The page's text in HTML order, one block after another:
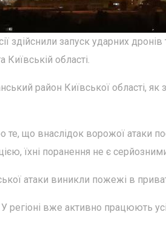
здійснили запуск ударних
Київській області.
район Київської області, як
те, що внаслідок ворожої атаки
їхні поранення не є
атаки виникли пожежі в
вже активно працюють